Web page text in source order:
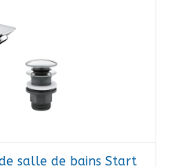
salle de bains Start